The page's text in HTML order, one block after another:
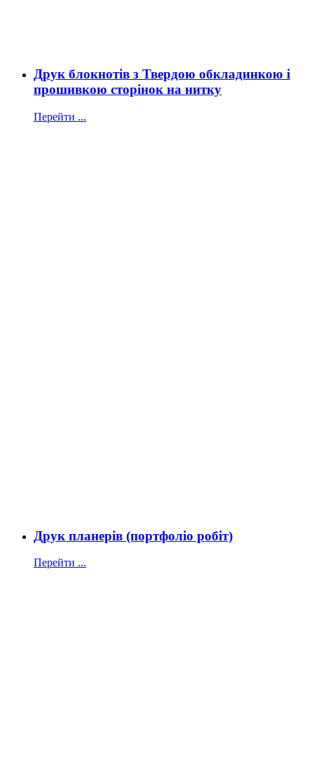
Друк блокнотів з Твердою обкладинкою і
прошивкою сторінок на нитку
Перейти ...
Друк планерів (портфоліо робіт)
Перейти ...